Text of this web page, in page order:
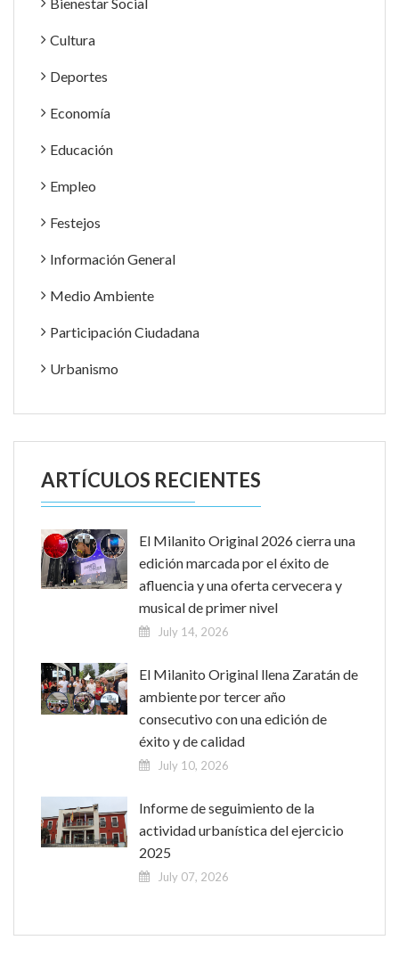
Cultura
Deportes
Economía
Educación
Empleo
Festejos
Información General
Medio Ambiente
Participación Ciudadana
Urbanismo
ARTÍCULOS RECIENTES
El Milanito Original 2026 cierra una
edición marcada por el éxito de
afluencia y una oferta cervecera y
musical de primer nivel
July 14, 2026
El Milanito Original llena Zaratán de
ambiente por tercer año
consecutivo con una edición de
éxito y de calidad
July 10, 2026
Informe de seguimiento de la
actividad urbanística del ejercicio
2025
July 07, 2026